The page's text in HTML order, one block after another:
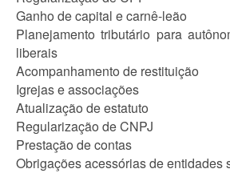
Ganho de capital e carnê-leão
Planejamento tributário para
liberais
Acompanhamento de restituição
Igrejas e associações
Atualização de estatuto
Regularização de CNPJ
Prestação de contas
Obrigações acessórias de entidades